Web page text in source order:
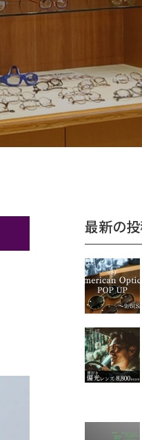
最新の投